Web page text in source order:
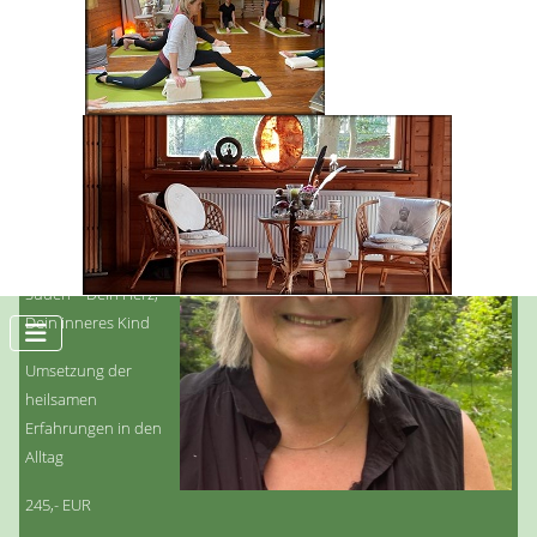
Finde Dein Krafttier - Trommelreise
Mit dem Krafttier
arbeiten lernen
Trommelreise in den
Norden – Dein Wille
und Durchsetzung
Trommelreise in den
Süden – Dein Herz,
Dein inneres Kind
Umsetzung der
heilsamen
Erfahrungen in den
Alltag
245,- EUR